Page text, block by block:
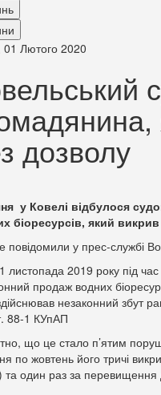
01 Лютого 2020
дозволу
у Ковелі відбулося
біоресурсів, який
повідомили у прес-службі
листопада 2019 року під
продаж водних
незаконний збут
88-1 КУпАП
що це стало п’ятим
по жовтень його тричі
та один раз за перевищення